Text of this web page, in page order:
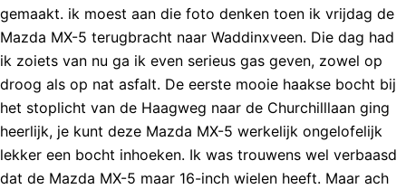
gemaakt. ik moest aan die foto denken toen ik vrijdag de
Mazda MX-5 terugbracht naar Waddinxveen. Die dag had
ik zoiets van nu ga ik even serieus gas geven, zowel op
droog als op nat asfalt. De eerste mooie haakse bocht bij
het stoplicht van de Haagweg naar de Churchilllaan ging
heerlijk, je kunt deze Mazda MX-5 werkelijk ongelofelijk
lekker een bocht inhoeken. Ik was trouwens wel verbaasd
dat de Mazda MX-5 maar 16-inch wielen heeft. Maar ach